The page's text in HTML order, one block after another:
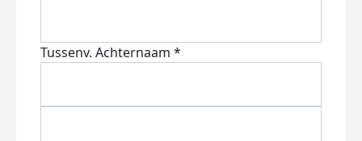
Tussenv. Achternaam *